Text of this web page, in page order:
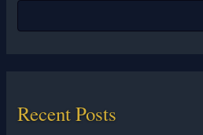
Recent Posts